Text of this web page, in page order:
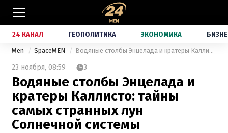
24 КАНАЛ ГЕОПОЛИТИКА ЭКОНОМИКА
Men SpaceMEN Водяные столбы Энцелада и кратеры Каллисто: тайны самых странных лун Солнечной системы
23 ноября, 08:59 3
Водяные столбы Энцелада и
кратеры Каллисто: тайны
самых странных лун
Солнечной системы